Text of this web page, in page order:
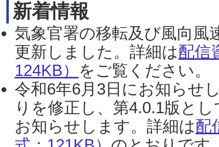
新着情報
気象官署の移転及び風向風
更新しました。詳細は配信
124KB） をご覧ください。
令和6年6月3日にお知らせ
りを修正し、第4.0.1版と
お知らせします。詳細は配